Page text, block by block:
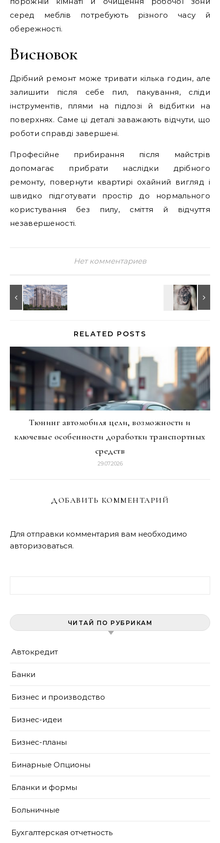
серед меблів потребують різного часу й
обережності.
Висновок
Дрібний ремонт може тривати кілька годин, але
залишити після себе пил, пакування, сліди
інструментів, плями на підлозі й відбитки на
поверхнях. Саме ці деталі заважають відчути, що
роботи справді завершені.
Професійне прибирання після майстрів
допомагає прибрати наслідки дрібного
ремонту, повернути квартирі охайний вигляд і
швидко підготувати простір до нормального
користування без пилу, сміття й відчуття
незавершеності.
Нет комментариев
RELATED POSTS
Тюнинг автомобиля цели, возможности и
ключевые особенности доработки транспортных
средств
29.07.2026
ДОБАВИТЬ КОММЕНТАРИЙ
Для отправки комментария вам необходимо
авторизоваться.
ЧИТАЙ ПО РУБРИКАМ
Автокредит
Банки
Бизнес и производство
Бизнес-идеи
Бизнес-планы
Бинарные Опционы
Бланки и формы
Больничные
Бухгалтерская отчетность